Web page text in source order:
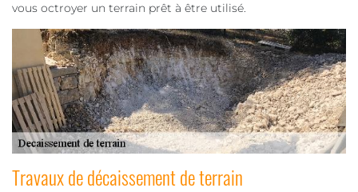
vous octroyer un terrain prêt à être utilisé.
Travaux de décaissement de terrain